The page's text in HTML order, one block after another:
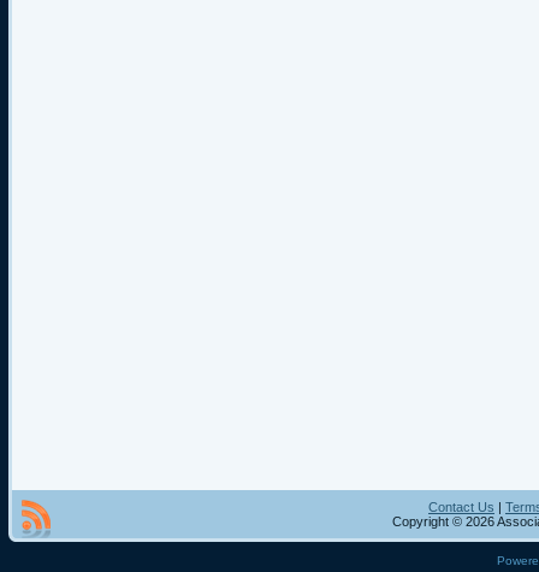
Contact Us |
Copyright © 2026